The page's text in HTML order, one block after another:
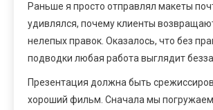
Раньше я просто отправлял макеты
удивлялся, почему клиенты
нелепых правок. Оказалось, что без
подводки любая работа выглядит
Презентация должна быть
хороший фильм. Сначала мы погружаем